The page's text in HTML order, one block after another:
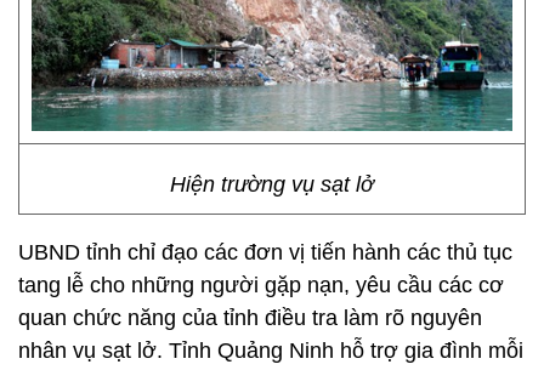
Hiện trường vụ sạt lở
UBND tỉnh chỉ đạo các đơn vị tiến hành các thủ tục
tang lễ cho những người gặp nạn, yêu cầu các cơ
quan chức năng của tỉnh điều tra làm rõ nguyên
nhân vụ sạt lở. Tỉnh Quảng Ninh hỗ trợ gia đình mỗi